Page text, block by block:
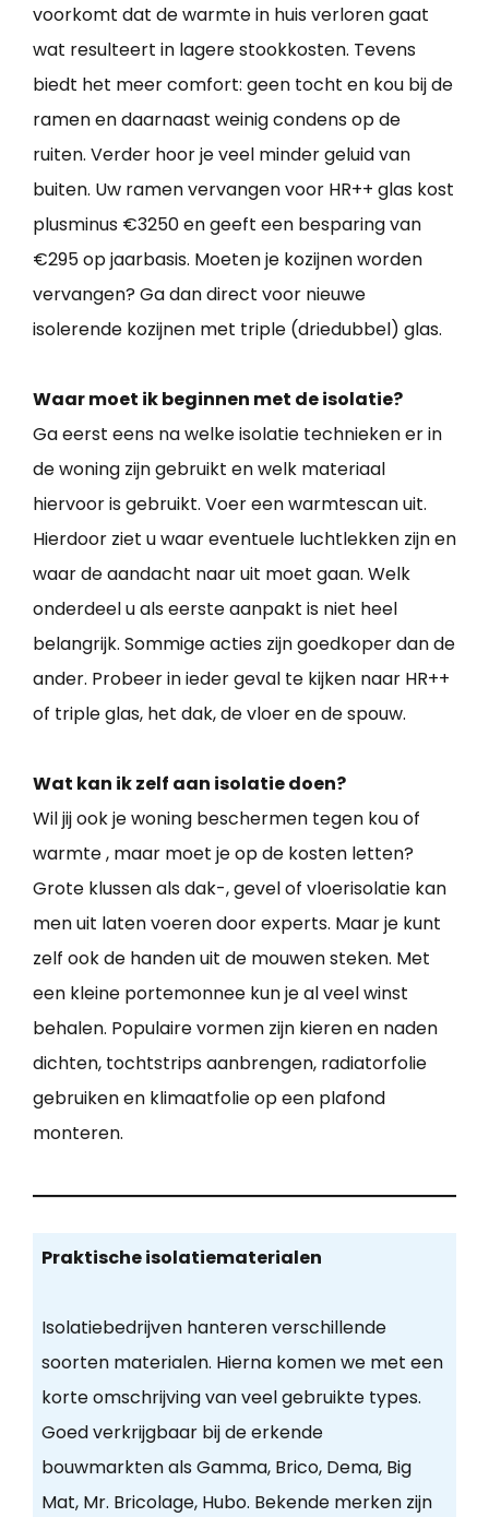
voorkomt dat de warmte in huis verloren gaat
wat resulteert in lagere stookkosten. Tevens
biedt het meer comfort: geen tocht en kou bij de
ramen en daarnaast weinig condens op de
ruiten. Verder hoor je veel minder geluid van
buiten. Uw ramen vervangen voor HR++ glas kost
plusminus €3250 en geeft een besparing van
€295 op jaarbasis. Moeten je kozijnen worden
vervangen? Ga dan direct voor nieuwe
isolerende kozijnen met triple (driedubbel) glas.
Waar moet ik beginnen met de isolatie?
Ga eerst eens na welke isolatie technieken er in
de woning zijn gebruikt en welk materiaal
hiervoor is gebruikt. Voer een warmtescan uit.
Hierdoor ziet u waar eventuele luchtlekken zijn en
waar de aandacht naar uit moet gaan. Welk
onderdeel u als eerste aanpakt is niet heel
belangrijk. Sommige acties zijn goedkoper dan de
ander. Probeer in ieder geval te kijken naar HR++
of triple glas, het dak, de vloer en de spouw.
Wat kan ik zelf aan isolatie doen?
Wil jij ook je woning beschermen tegen kou of
warmte , maar moet je op de kosten letten?
Grote klussen als dak-, gevel of vloerisolatie kan
men uit laten voeren door experts. Maar je kunt
zelf ook de handen uit de mouwen steken. Met
een kleine portemonnee kun je al veel winst
behalen. Populaire vormen zijn kieren en naden
dichten, tochtstrips aanbrengen, radiatorfolie
gebruiken en klimaatfolie op een plafond
monteren.
Praktische isolatiematerialen
Isolatiebedrijven hanteren verschillende
soorten materialen. Hierna komen we met een
korte omschrijving van veel gebruikte types.
Goed verkrijgbaar bij de erkende
bouwmarkten als Gamma, Brico, Dema, Big
Mat, Mr. Bricolage, Hubo. Bekende merken zijn